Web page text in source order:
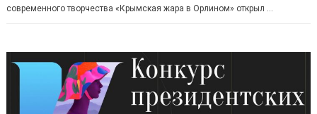
современного творчества «Крымская жара в Орлином» открыл …